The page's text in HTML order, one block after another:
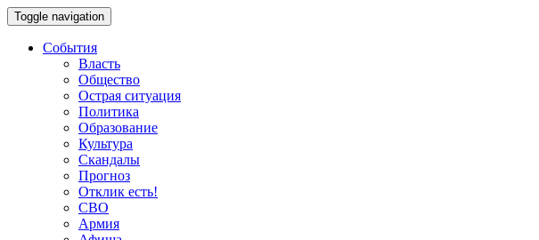
Toggle navigation
События
Власть
Общество
Острая ситуация
Политика
Образование
Культура
Скандалы
Прогноз
Отклик есть!
СВО
Армия